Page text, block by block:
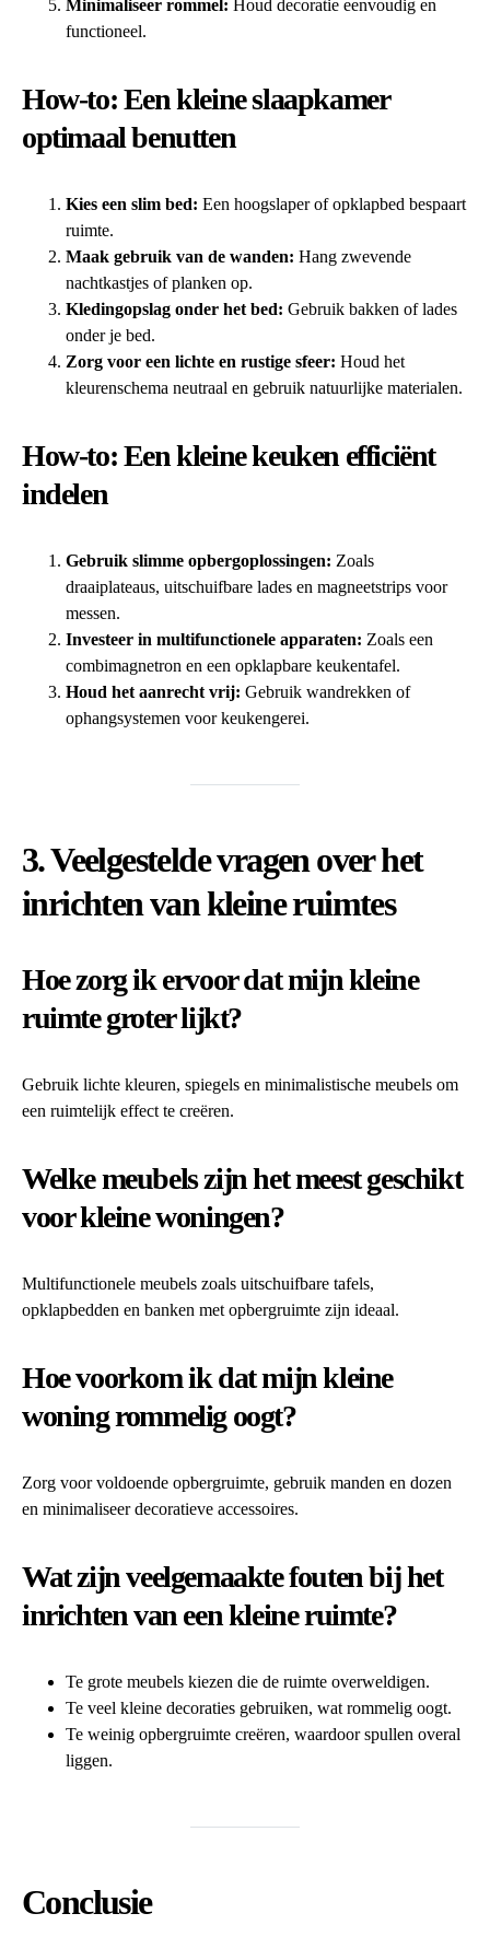
Minimaliseer rommel: Houd decoratie eenvoudig en
functioneel.
How-to: Een kleine slaapkamer
optimaal benutten
Kies een slim bed: Een hoogslaper of opklapbed bespaart
ruimte.
Maak gebruik van de wanden: Hang zwevende
nachtkastjes of planken op.
Kledingopslag onder het bed: Gebruik bakken of lades
onder je bed.
Zorg voor een lichte en rustige sfeer: Houd het
kleurenschema neutraal en gebruik natuurlijke materialen.
How-to: Een kleine keuken efficiënt
indelen
Gebruik slimme opbergoplossingen: Zoals
draaiplateaus, uitschuifbare lades en magneetstrips voor
messen.
Investeer in multifunctionele apparaten: Zoals een
combimagnetron en een opklapbare keukentafel.
Houd het aanrecht vrij: Gebruik wandrekken of
ophangsystemen voor keukengerei.
3. Veelgestelde vragen over het
inrichten van kleine ruimtes
Hoe zorg ik ervoor dat mijn kleine
ruimte groter lijkt?
Gebruik lichte kleuren, spiegels en minimalistische meubels om
een ruimtelijk effect te creëren.
Welke meubels zijn het meest geschikt
voor kleine woningen?
Multifunctionele meubels zoals uitschuifbare tafels,
opklapbedden en banken met opbergruimte zijn ideaal.
Hoe voorkom ik dat mijn kleine
woning rommelig oogt?
Zorg voor voldoende opbergruimte, gebruik manden en dozen
en minimaliseer decoratieve accessoires.
Wat zijn veelgemaakte fouten bij het
inrichten van een kleine ruimte?
Te grote meubels kiezen die de ruimte overweldigen.
Te veel kleine decoraties gebruiken, wat rommelig oogt.
Te weinig opbergruimte creëren, waardoor spullen overal
liggen.
Conclusie